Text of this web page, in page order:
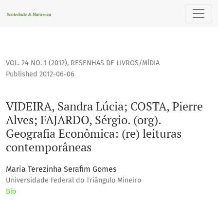
VIDEIRA, Sandra Lúcia; COSTA, Pierre Alves; FAJARDO,
VOL. 24 NO. 1 (2012), RESENHAS DE LIVROS/MÍDIA
VIDEIRA, Sandra Lúcia; COSTA, Pierre
Alves; FAJARDO, Sérgio. (org).
Geografia Econômica: (re) leituras
contemporâneas
Published 2012-06-06
Maria Terezinha Serafim Gomes
Universidade Federal do Triângulo Mineiro
Bio